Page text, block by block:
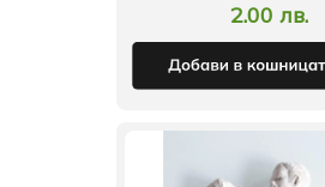
2.00 лв.